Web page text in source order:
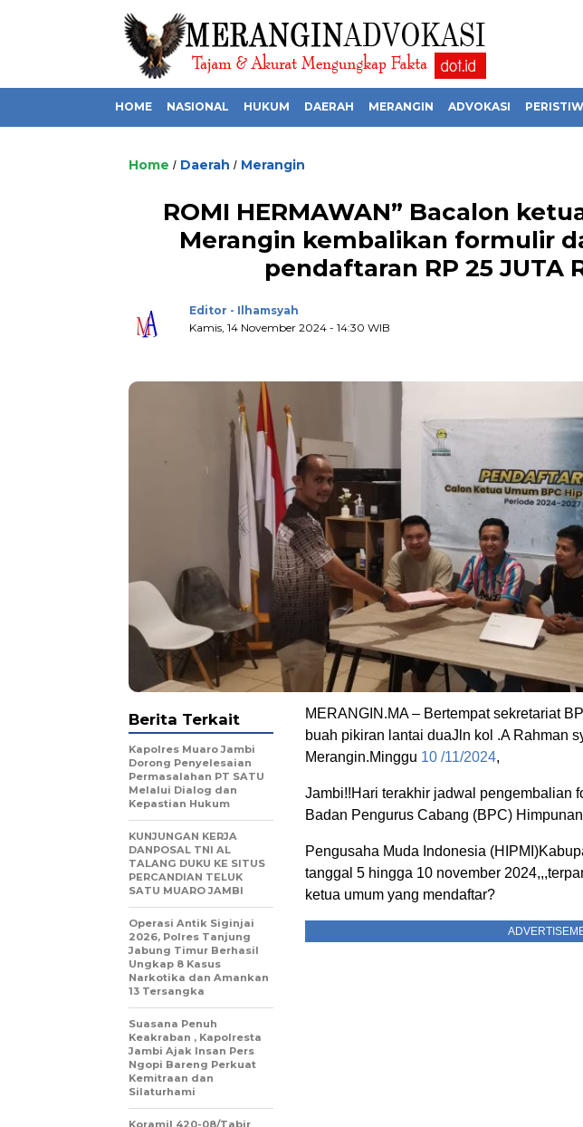
HOME NASIONAL HUKUM DAERAH MERANGIN ADVOKASI
Home / Daerah / Merangin
ROMI HERMAWAN” Bacalon
Merangin kembalikan formulir
pendaftaran RP 25 JUTA
Editor - Ilhamsyah
Kamis, 14 November 2024 - 14:30 WIB
MERANGIN.MA – Bertempat sekretariat
buah pikiran lantai duaJln kol .A Rahman
Merangin.Minggu 10 /11/2024,
Jambi!!Hari terakhir jadwal pengembalian
Badan Pengurus Cabang (BPC) Himpunan
Pengusaha Muda Indonesia
tanggal 5 hingga 10 november
ketua umum yang mendaftar?
.
Berita Terkait
Kapolres Muaro Jambi
Dorong Penyelesaian
Permasalahan PT SATU
Melalui Dialog dan
Kepastian Hukum
KUNJUNGAN KERJA
DANPOSAL TNI AL
TALANG DUKU KE SITUS
PERCANDIAN TELUK
SATU MUARO JAMBI
Operasi Antik Siginjai
2026, Polres Tanjung
Jabung Timur Berhasil
Ungkap 8 Kasus
Narkotika dan Amankan
13 Tersangka
Suasana Penuh
Keakraban , Kapolresta
Jambi Ajak Insan Pers
Ngopi Bareng Perkuat
Kemitraan dan
Silaturhami
Koramil 420-08/Tabir